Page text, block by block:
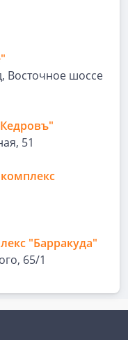
Восточное шоссе
51
"Барракуда"
65/1